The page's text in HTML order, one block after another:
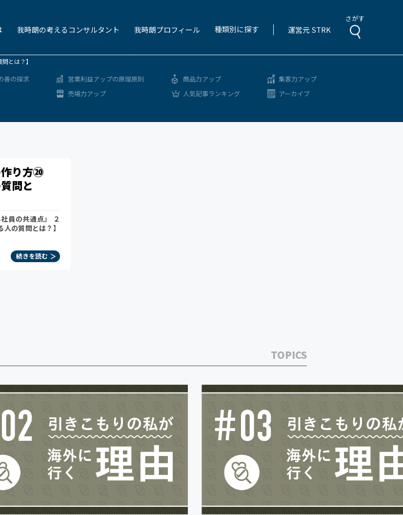
我時朗の考えるコンサルタント 我時朗プロフィール 種類別に探す 運営元 STRK
さがす
とは？】
善の探求
営業利益アップの原理原則
売場力アップ
商品力アップ
人気記事ランキング
集客力アップ
アーカイブ
作り方⑳
問と
員の共通点』 ２
の質問とは？】
続きを読む
TOPICS